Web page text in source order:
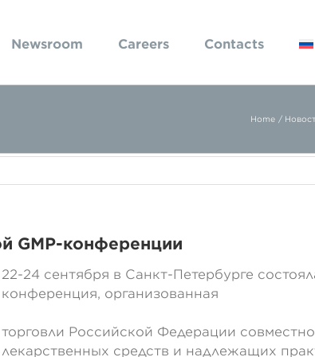
Newsroom Careers Contacts
Home
GMP-конференции
22-24 сентября в Санкт-Петербурге
конференция, организованная
торговли Российской Федерации
лекарственных средств и надлежащих